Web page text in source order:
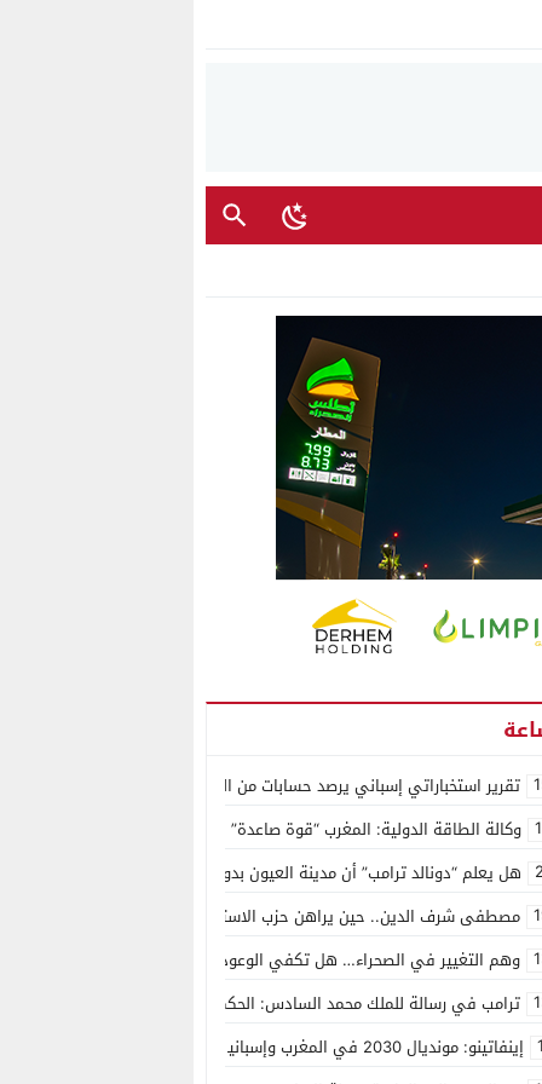
تقرير استخباراتي إسباني يرصد حسابات من الجزائر وأرقاما بـ”213+” ضمن حملة رقمية منظمة حرّضت على اقتحام سبتة
وكالة الطاقة الدولية: المغرب “قوة صاعدة” في سوق المعادن الاستراتيجية
هل يعلم “دونالد ترامب” أن مدينة العيون بدون ماء؟
مصطفى شرف الدين.. حين يراهن حزب الاستقلال على الكفاءة ويمنح الشباب
وهم التغيير في الصحراء… هل تكفي الوعود الفارغة لصناعة الواقع؟
ترامب في رسالة للملك محمد السادس: الحكم الذاتي هو الأساس الوحيد لحل
إينفاتينو: مونديال 2030 في المغرب وإسبانيا والبرتغال سيكون “الأجمل في التاريخ”